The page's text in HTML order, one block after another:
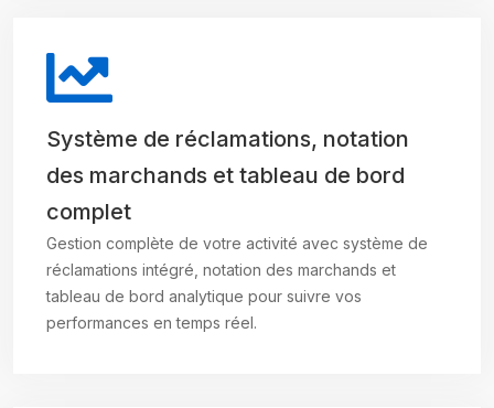
Système de réclamations, notation
des marchands et tableau de bord
complet
Gestion complète de votre activité avec système de
réclamations intégré, notation des marchands et
tableau de bord analytique pour suivre vos
performances en temps réel.